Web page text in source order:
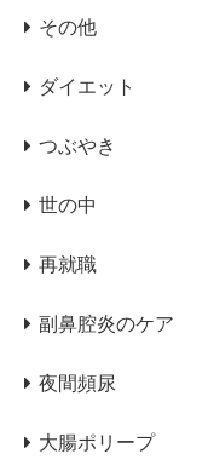
その他
ダイエット
つぶやき
世の中
再就職
副鼻腔炎のケア
夜間頻尿
大腸ポリープ